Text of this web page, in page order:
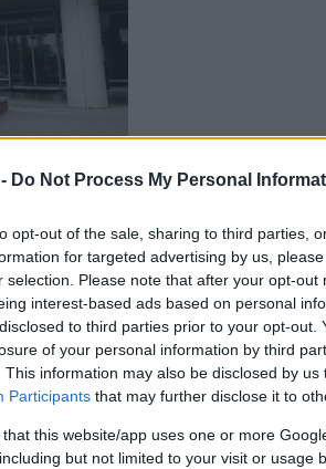
Do Not Process My Personal
opt-out of the sale, sharing to third parties,
for targeted advertising by us,
selection. Please note that after your opt-out
interest-based ads based on personal
to third parties prior to your opt-out.
of your personal information by third
This information may also be disclosed by
Participants that may further disclose it to
that this website/app uses one or more
but not limited to your visit or usage
hálapénz elfogadásával
Gyanúsítottként
kórházi orvost, miután a
pénzt vett át egyik